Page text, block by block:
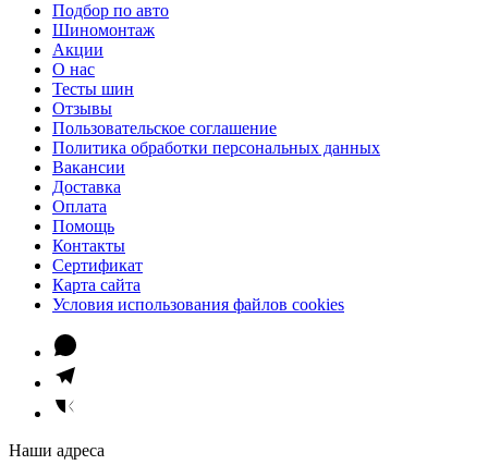
Подбор по авто
Шиномонтаж
Акции
О нас
Тесты шин
Отзывы
Пользовательское соглашение
Политика обработки персональных данных
Вакансии
Доставка
Оплата
Помощь
Контакты
Сертификат
Карта сайта
Условия использования файлов cookies
Наши адреса